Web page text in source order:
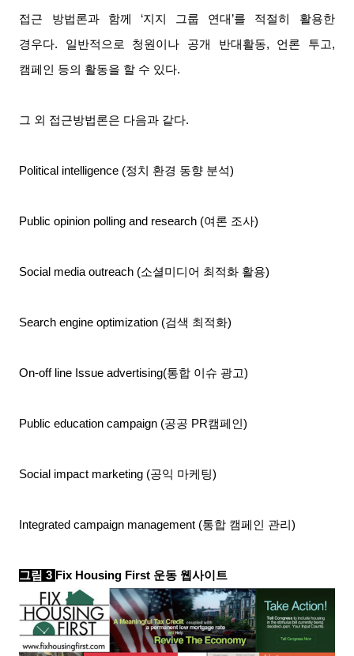
접근 방법론과 함께 ‘지지 그룹 연대 ’를 적절히 활용한
경우다. 일반적으로 청원이나 공개 반대활동, 언론 투고,
캠페인 등의 활동을 할 수 있다.
그 외 접근방법론은 다음과 같다.
Political intelligence (정치 환경 동향 분석)
Public opinion polling and research (여론 조사)
Social media outreach (소셜미디어 최적화 활용)
Search engine optimization (검색 최적화)
On-off line Issue advertising(통합 이슈 광고)
Public education campaign (공공 PR캠페인)
Social impact marketing (공익 마케팅)
Integrated campaign management (통합 캠페인 관리)
그림 3 Fix Housing First 운동 웹사이트